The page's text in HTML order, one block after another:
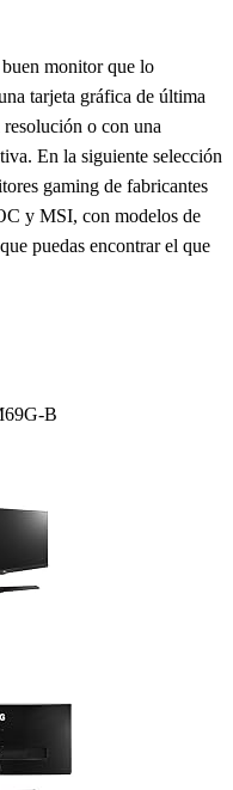
monitor que lo
tarjeta gráfica de última
o con una
En la siguiente selección
gaming de fabricantes
y MSI, con modelos de
puedas encontrar el que